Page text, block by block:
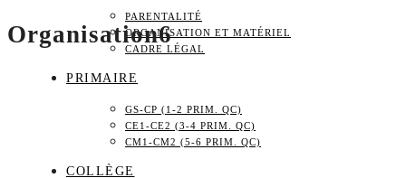
PARENTALITÉ
ORGANISATION ET MATÉRIEL
CADRE LÉGAL
PRIMAIRE
GS-CP (1-2 PRIM. QC)
CE1-CE2 (3-4 PRIM. QC)
CM1-CM2 (5-6 PRIM. QC)
COLLÈGE
Organisation6